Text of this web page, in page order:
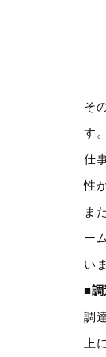
そ
す
仕
性
ま
ー
い
■
調
上